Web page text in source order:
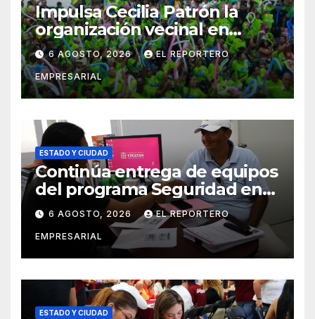
Impulsa Cecilia Patrón la
organización vecinal en
Mérida y suma a comités de
vigilancia en la prevención
social del delito
6 AGOSTO, 2026 EL REPORTERO
EMPRESARIAL
ESTADO Y CIUDAD
Continúa entrega de equipos
del programa Seguridad en
el Mar
6 AGOSTO, 2026 EL REPORTERO
EMPRESARIAL
ESTADO Y CIUDAD